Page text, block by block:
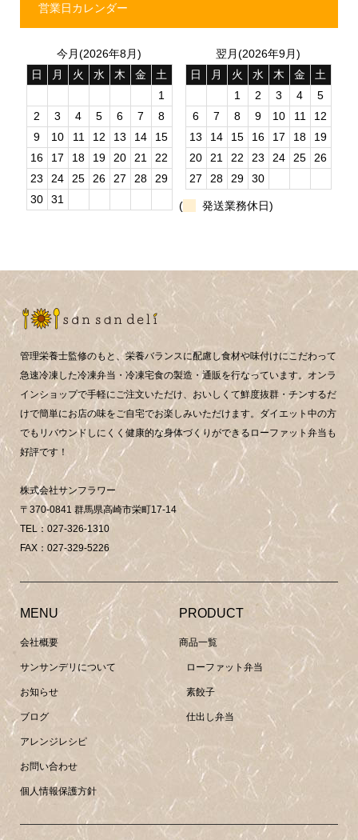
営業日カレンダー
今月(2026年8月)
日
月 火 水 木 金
土
1
2
3 4 5 6 7
8
9
10 11 12 13 14
15
16
17 18 19 20 21
22
23
24 25 26 27 28
29
30
31
翌月(2026年9月)
日
月 火 水 木 金
土
1
2 3 4
5
6
7 8 9 10 11
12
13
14 15 16 17 18
19
20
21 22 23 24 25
26
27
28 29 30
( 発送業務休日)
管理栄養士監修のもと、栄養バランスに配慮し食材や味付けにこだわって
急速冷凍した冷凍弁当・冷凍宅食の製造・通販を行なっています。オンラ
インショップで手軽にご注文いただけ、おいしくて鮮度抜群・チンするだ
けで簡単にお店の味をご自宅でお楽しみいただけます。ダイエット中の方
でもリバウンドしにくく健康的な身体づくりができるローファット弁当も
好評です！
株式会社サンフラワー
〒370-0841 群馬県高崎市栄町17-14
TEL：027-326-1310
FAX：027-329-5226
MENU
会社概要
サンサンデリについて
お知らせ
ブログ
アレンジレシピ
お問い合わせ
個人情報保護方針
PRODUCT
商品一覧
ローファット弁当
素餃子
仕出し弁当